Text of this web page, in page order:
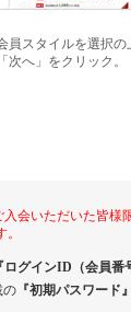
員スタイルを選択の
「次へ」をクリック。
会いただいた皆様
『ログインID（会員番
の 『初期パスワード